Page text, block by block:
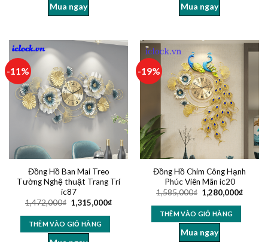
Mua ngay Mua ngay
-11%
Đồng Hồ Ban Mai Treo
Tường Nghệ thuật Trang Trí
ic87
1,472,000₫ 1,315,000₫
THÊM VÀO GIỎ HÀNG
-19%
Đồng Hồ Chim Công Hạnh
Phúc Viên Mãn ic20
1,585,000₫ 1,280,000₫
THÊM VÀO GIỎ HÀNG
Mua ngay